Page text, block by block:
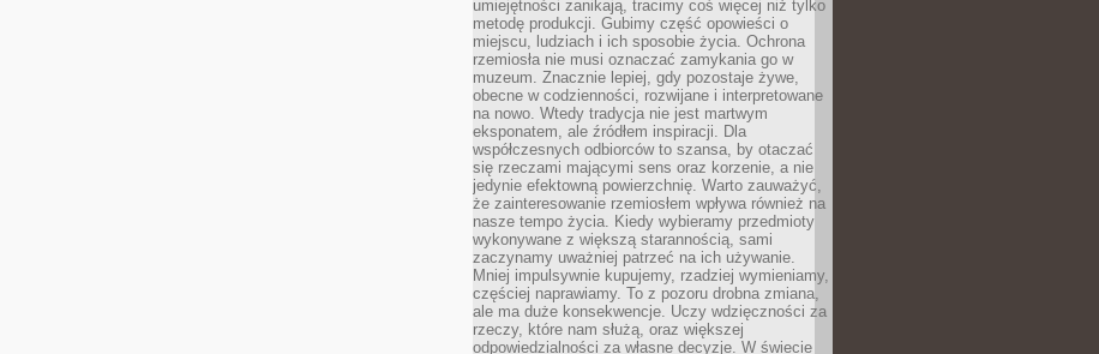
umiejętności zanikają, tracimy coś więcej niż tylko
metodę produkcji. Gubimy część opowieści o
miejscu, ludziach i ich sposobie życia. Ochrona
rzemiosła nie musi oznaczać zamykania go w
muzeum. Znacznie lepiej, gdy pozostaje żywe,
obecne w codzienności, rozwijane i interpretowane
na nowo. Wtedy tradycja nie jest martwym
eksponatem, ale źródłem inspiracji. Dla
współczesnych odbiorców to szansa, by otaczać
się rzeczami mającymi sens oraz korzenie, a nie
jedynie efektowną powierzchnię. Warto zauważyć,
że zainteresowanie rzemiosłem wpływa również na
nasze tempo życia. Kiedy wybieramy przedmioty
wykonywane z większą starannością, sami
zaczynamy uważniej patrzeć na ich używanie.
Mniej impulsywnie kupujemy, rzadziej wymieniamy,
częściej naprawiamy. To z pozoru drobna zmiana,
ale ma duże konsekwencje. Uczy wdzięczności za
rzeczy, które nam służą, oraz większej
odpowiedzialności za własne decyzje. W świecie